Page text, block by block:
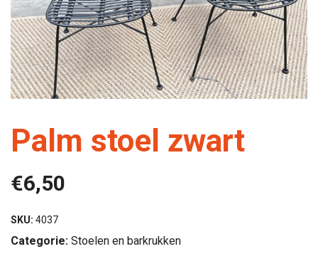
Palm stoel zwart
€6,50
SKU: 4037
Categorie: Stoelen en barkrukken